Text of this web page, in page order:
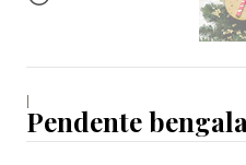
|
Pendente